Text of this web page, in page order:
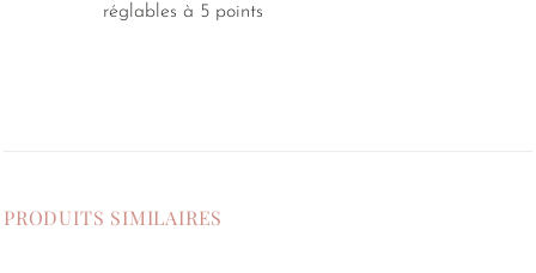
réglables à 5 points
PRODUITS SIMILAIRES